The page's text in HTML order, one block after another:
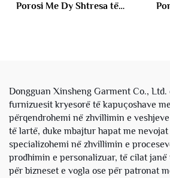
Porosi Me Dy Shtresa të
Dongguan Xinsheng Garment Co., Ltd.
furnizuesit kryesorë të kapuçoshave
përqendrohemi në zhvillimin e
të lartë, duke mbajtur hapat me
specializohemi në zhvillimin e
prodhimin e personalizuar, të cilat janë
për bizneset e vogla ose për patronat